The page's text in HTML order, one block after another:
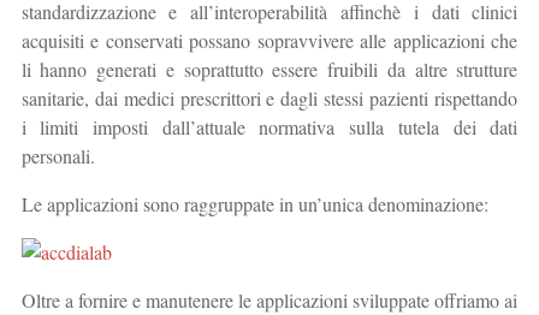
standardizzazione e all’interoperabilità affinchè i dati clinici
acquisiti e conservati possano sopravvivere alle applicazioni che
li hanno generati e soprattutto essere fruibili da altre strutture
sanitarie, dai medici prescrittori e dagli stessi pazienti rispettando
i limiti imposti dall’attuale normativa sulla tutela dei dati
personali.
Le applicazioni sono raggruppate in un’unica denominazione:
Oltre a fornire e manutenere le applicazioni sviluppate offriamo ai